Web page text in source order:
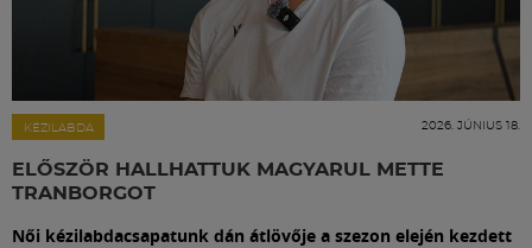
KÉZILABDA 2026. JÚNIUS 18.
ELŐSZÖR HALLHATTUK MAGYARUL METTE
TRANBORGOT
Női kézilabdacsapatunk dán átlövője a szezon elején kezdett
Labdarúgás